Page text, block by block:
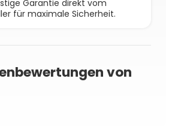
Garantie direkt vom
für maximale Sicherheit.
von